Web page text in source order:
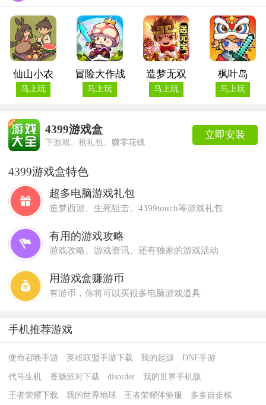
仙山小农
马上玩
冒险大作战
马上玩
造梦无双
马上玩
枫叶岛
马上玩
立即安装
4399游戏盒
下游戏、抢礼包、赚零花钱
4399游戏盒特色
超多电脑游戏礼包
造梦西游、生死狙击、4399touch等游戏礼包
有用的游戏攻略
游戏攻略、游戏资讯、还有独家的游戏活动
用游戏盒赚游币
有游币，你将可以买很多电脑游戏道具
手机推荐游戏
使命召唤手游 英雄联盟手游下载 我的起源 DNF手游
代号生机 香肠派对下载 disorder 我的世界手机版
王者荣耀下载 我的世界地球 王者荣耀体验服 多多自走棋